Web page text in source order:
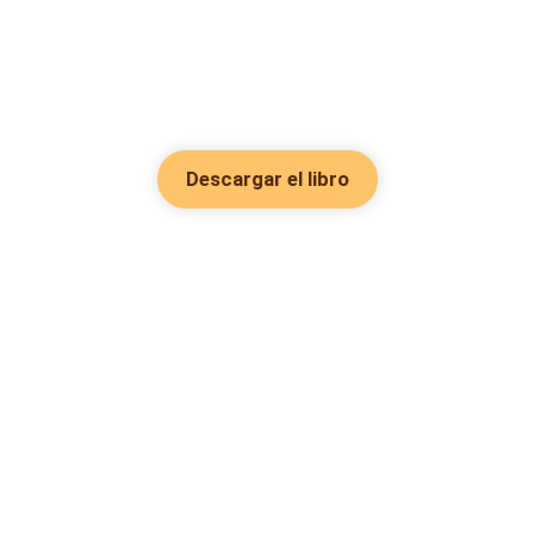
Descargar el libro